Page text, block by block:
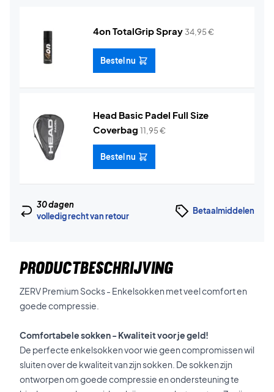
4on TotalGrip Spray 34,95€
Bestel nu
Head Basic Padel Full Size
Coverbag 11,95€
Bestel nu
30 dagen
volledig recht van retour
Betaalmiddelen
PRODUCTBESCHRIJVING
ZERV Premium Socks - Enkelsokken met veel comfort en
goede compressie.
Comfortabele sokken - Kwaliteit voor je geld!
De perfecte enkelsokken voor wie geen compromissen wil
sluiten over de kwaliteit van zijn sokken. De sokken zijn
ontworpen om goede compressie en ondersteuning te